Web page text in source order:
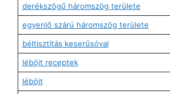
derékszögű háromszög területe
egyenlő szárú háromszög területe
béltisztítás keserűsóval
léböjt receptek
léböjt